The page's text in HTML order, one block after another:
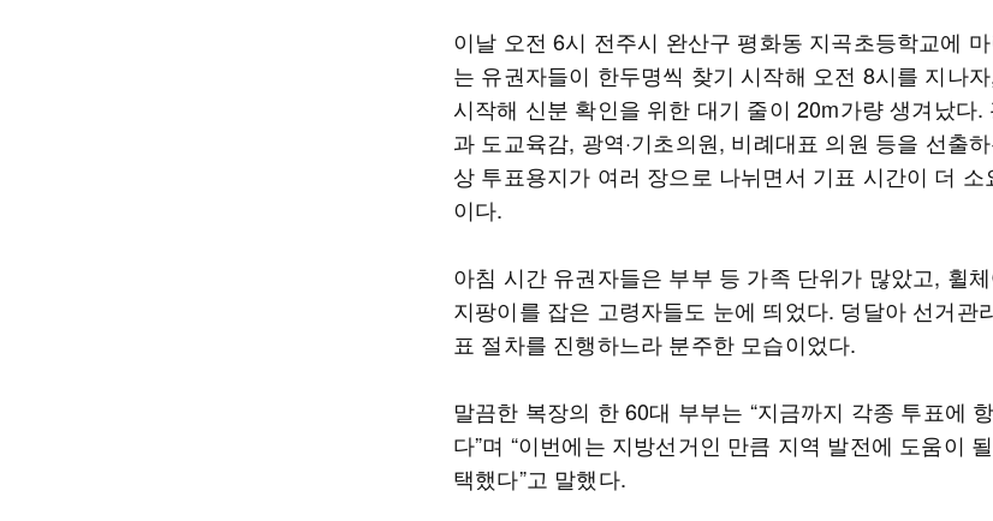
이날 오전 6시 전주시 완산구 평화동 지곡초등학교에
는 유권자들이 한두명씩 찾기 시작해 오전 8시를 지나
시작해 신분 확인을 위한 대기 줄이 20m가량 생겨났다.
과 도교육감, 광역·기초의원, 비례대표 의원 등을 선출
상 투표용지가 여러 장으로 나뉘면서 기표 시간이 더
이다.
아침 시간 유권자들은 부부 등 가족 단위가 많았고, 휠
지팡이를 잡은 고령자들도 눈에 띄었다. 덩달아 선거관
표 절차를 진행하느라 분주한 모습이었다.
말끔한 복장의 한 60대 부부는 “지금까지 각종 투표에
다”며 “이번에는 지방선거인 만큼 지역 발전에 도움이
택했다”고 말했다.